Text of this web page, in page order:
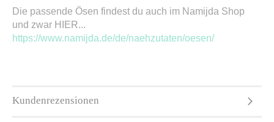
Die passende Ösen findest du auch im Namijda Shop
und zwar HIER...
https://www.namijda.de/de/naehzutaten/oesen/
Kundenrezensionen